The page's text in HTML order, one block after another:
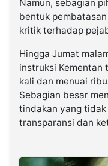
Namun, sebagian
bentuk
kritik terhadap
Hingga Jumat
instruksi
kali dan menuai
Sebagian besar
tindakan yang
transparansi dan